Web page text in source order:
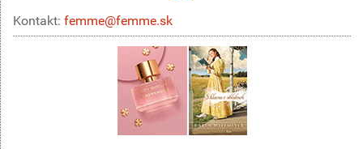
Kontakt: femme@femme.sk